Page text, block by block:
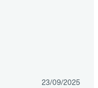
23/09/2025